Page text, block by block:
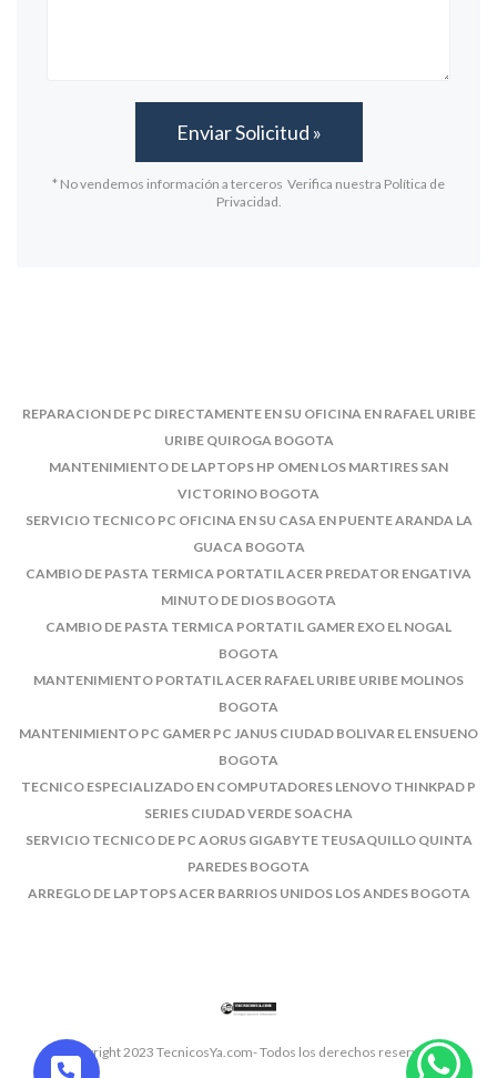
* No vendemos información a terceros Verifica nuestra Política de
Privacidad.
REPARACION DE PC DIRECTAMENTE EN SU OFICINA EN RAFAEL URIBE
URIBE QUIROGA BOGOTA
MANTENIMIENTO DE LAPTOPS HP OMEN LOS MARTIRES SAN
VICTORINO BOGOTA
SERVICIO TECNICO PC OFICINA EN SU CASA EN PUENTE ARANDA LA
GUACA BOGOTA
CAMBIO DE PASTA TERMICA PORTATIL ACER PREDATOR ENGATIVA
MINUTO DE DIOS BOGOTA
CAMBIO DE PASTA TERMICA PORTATIL GAMER EXO EL NOGAL
BOGOTA
MANTENIMIENTO PORTATIL ACER RAFAEL URIBE URIBE MOLINOS
BOGOTA
MANTENIMIENTO PC GAMER PC JANUS CIUDAD BOLIVAR EL ENSUENO
BOGOTA
TECNICO ESPECIALIZADO EN COMPUTADORES LENOVO THINKPAD P
SERIES CIUDAD VERDE SOACHA
SERVICIO TECNICO DE PC AORUS GIGABYTE TEUSAQUILLO QUINTA
PAREDES BOGOTA
ARREGLO DE LAPTOPS ACER BARRIOS UNIDOS LOS ANDES BOGOTA
© Copyright 2023 TecnicosYa.com- Todos los derechos reservados